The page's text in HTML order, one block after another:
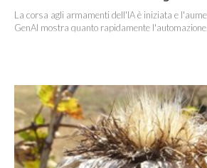
La corsa agli armamenti dell'IA è iniziata e
GenAI mostra quanto rapidamente